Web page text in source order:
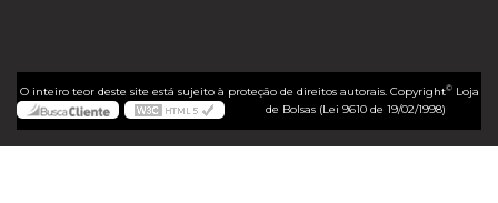
O inteiro teor deste site está sujeito à proteção de direitos autorais. Copyright©Loja
de Bolsas (Lei 9610 de 19/02/1998)